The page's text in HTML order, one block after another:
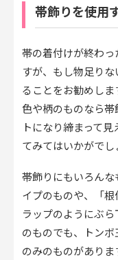
帯飾りを使用
帯の着付けが終わ
すが、もし物足り
ることをお勧めし
色や柄のものなら
トになり締まって
てみてはいかがでし
帯飾りにもいろん
イプのものや、「
ラップのようにぶ
のものでも、トン
のみのものがありま